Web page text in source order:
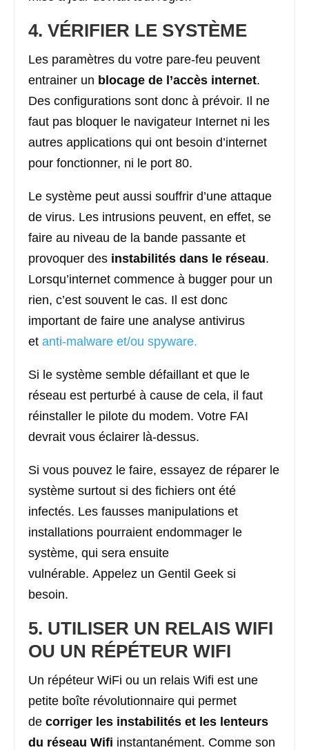
4. VÉRIFIER LE SYSTÈME
Les paramètres du votre pare-feu peuvent
entrainer un blocage de l’accès internet.
Des configurations sont donc à prévoir. Il ne
faut pas bloquer le navigateur Internet ni les
autres applications qui ont besoin d’internet
pour fonctionner, ni le port 80.
Le système peut aussi souffrir d’une attaque
de virus. Les intrusions peuvent, en effet, se
faire au niveau de la bande passante et
provoquer des instabilités dans le réseau.
Lorsqu’internet commence à bugger pour un
rien, c’est souvent le cas. Il est donc
important de faire une analyse antivirus
et anti-malware et/ou spyware.
Si le système semble défaillant et que le
réseau est perturbé à cause de cela, il faut
réinstaller le pilote du modem. Votre FAI
devrait vous éclairer là-dessus.
Si vous pouvez le faire, essayez de réparer le
système surtout si des fichiers ont été
infectés. Les fausses manipulations et
installations pourraient endommager le
système, qui sera ensuite
vulnérable. Appelez un Gentil Geek si
besoin.
5. UTILISER UN RELAIS WIFI
OU UN RÉPÉTEUR WIFI
Un répéteur WiFi ou un relais Wifi est une
petite boîte révolutionnaire qui permet
de corriger les instabilités et les lenteurs
du réseau Wifi instantanément. Comme son